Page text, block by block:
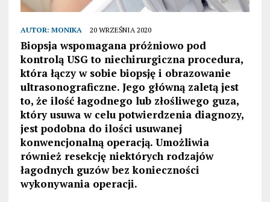
AUTOR: MONIKA 20 WRZEŚNIA 2020
Biopsja wspomagana próżniowo pod
kontrolą USG to niechirurgiczna procedura,
która łączy w sobie biopsję i obrazowanie
ultrasonograficzne. Jego główną zaletą jest
to, że ilość łagodnego lub złośliwego guza,
który usuwa w celu potwierdzenia diagnozy,
jest podobna do ilości usuwanej
konwencjonalną operacją. Umożliwia
również resekcję niektórych rodzajów
łagodnych guzów bez konieczności
wykonywania operacji.